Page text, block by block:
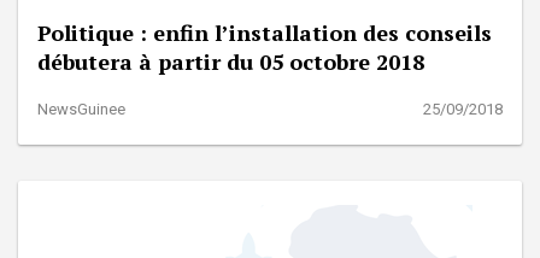
Politique : enfin l’installation des conseils
débutera à partir du 05 octobre 2018
NewsGuinee 25/09/2018